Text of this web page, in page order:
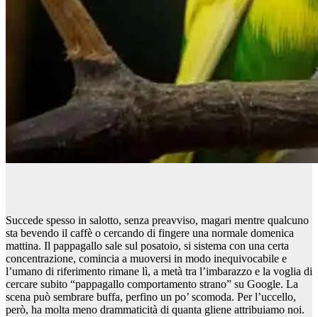
Succede spesso in salotto, senza preavviso, magari mentre qualcuno
sta bevendo il caffè o cercando di fingere una normale domenica
mattina. Il pappagallo sale sul posatoio, si sistema con una certa
concentrazione, comincia a muoversi in modo inequivocabile e
l’umano di riferimento rimane lì, a metà tra l’imbarazzo e la voglia di
cercare subito “pappagallo comportamento strano” su Google. La
scena può sembrare buffa, perfino un po’ scomoda. Per l’uccello,
però, ha molta meno drammaticità di quanta gliene attribuiamo noi.